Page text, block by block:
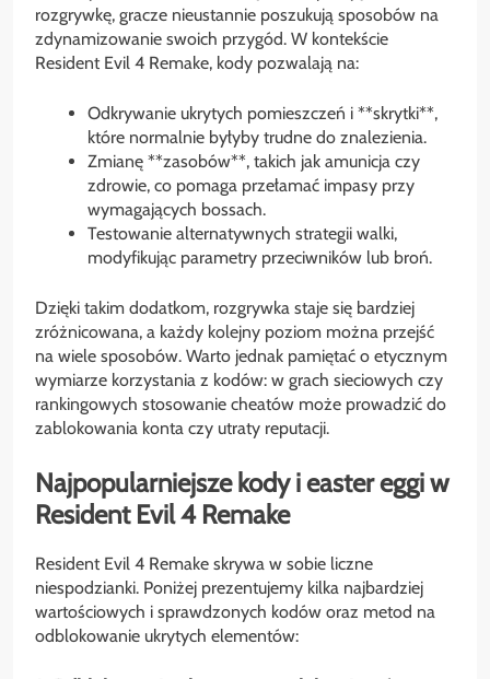
rozgrywkę, gracze nieustannie poszukują sposobów na
zdynamizowanie swoich przygód. W kontekście
Resident Evil 4 Remake, kody pozwalają na:
Odkrywanie ukrytych pomieszczeń i **skrytki**,
które normalnie byłyby trudne do znalezienia.
Zmianę **zasobów**, takich jak amunicja czy
zdrowie, co pomaga przełamać impasy przy
wymagających bossach.
Testowanie alternatywnych strategii walki,
modyfikując parametry przeciwników lub broń.
Dzięki takim dodatkom, rozgrywka staje się bardziej
zróżnicowana, a każdy kolejny poziom można przejść
na wiele sposobów. Warto jednak pamiętać o etycznym
wymiarze korzystania z kodów: w grach sieciowych czy
rankingowych stosowanie cheatów może prowadzić do
zablokowania konta czy utraty reputacji.
Najpopularniejsze kody i easter eggi w
Resident Evil 4 Remake
Resident Evil 4 Remake skrywa w sobie liczne
niespodzianki. Poniżej prezentujemy kilka najbardziej
wartościowych i sprawdzonych kodów oraz metod na
odblokowanie ukrytych elementów: